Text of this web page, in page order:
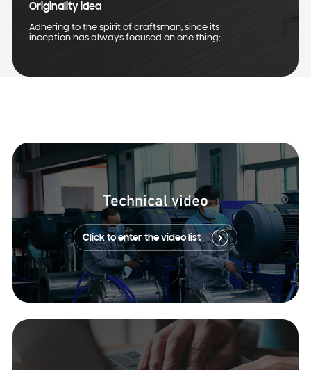
Originality idea
Adhering to the spirit of craftsman, since its
inception has always focused on one thing;
Technical video
Click to enter the video list